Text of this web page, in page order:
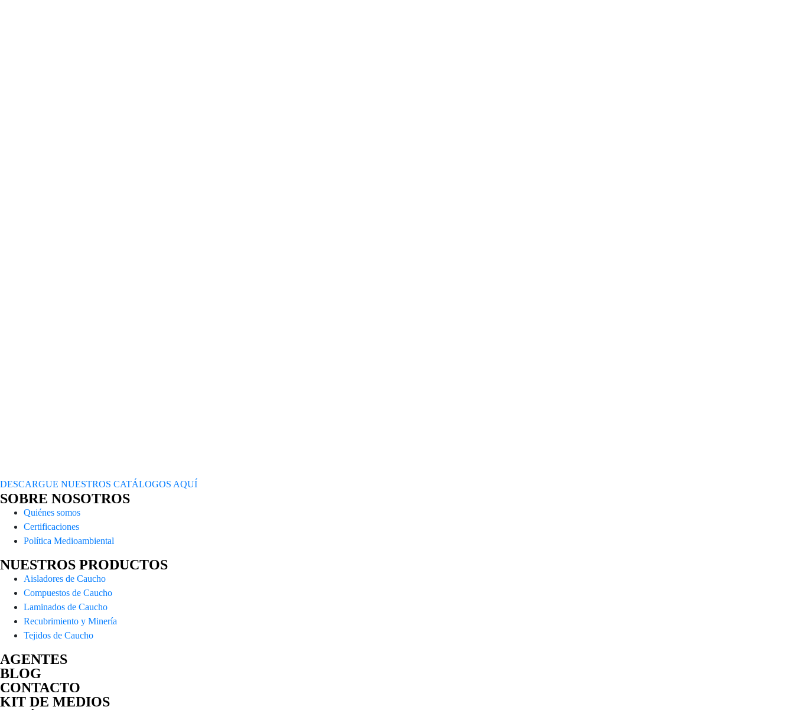
DESCARGUE NUESTROS CATÁLOGOS AQUÍ
SOBRE NOSOTROS
Quiénes somos
Certificaciones
Política Medioambiental
NUESTROS PRODUCTOS
Aisladores de Caucho
Compuestos de Caucho
Laminados de Caucho
Recubrimiento y Minería
Tejidos de Caucho
AGENTES
BLOG
CONTACTO
KIT DE MEDIOS